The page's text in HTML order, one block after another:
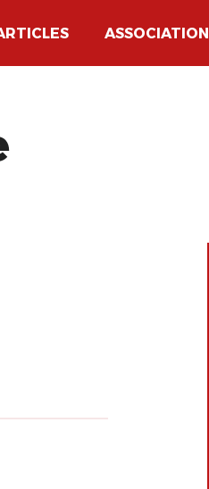
ASSOCIATION